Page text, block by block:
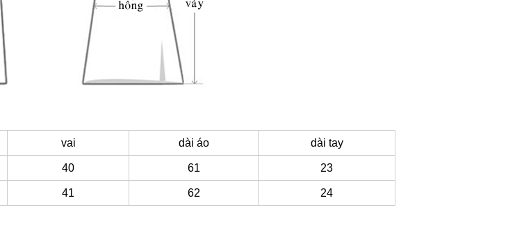
vai dài áo dài tay
40 61 23
41 62 24